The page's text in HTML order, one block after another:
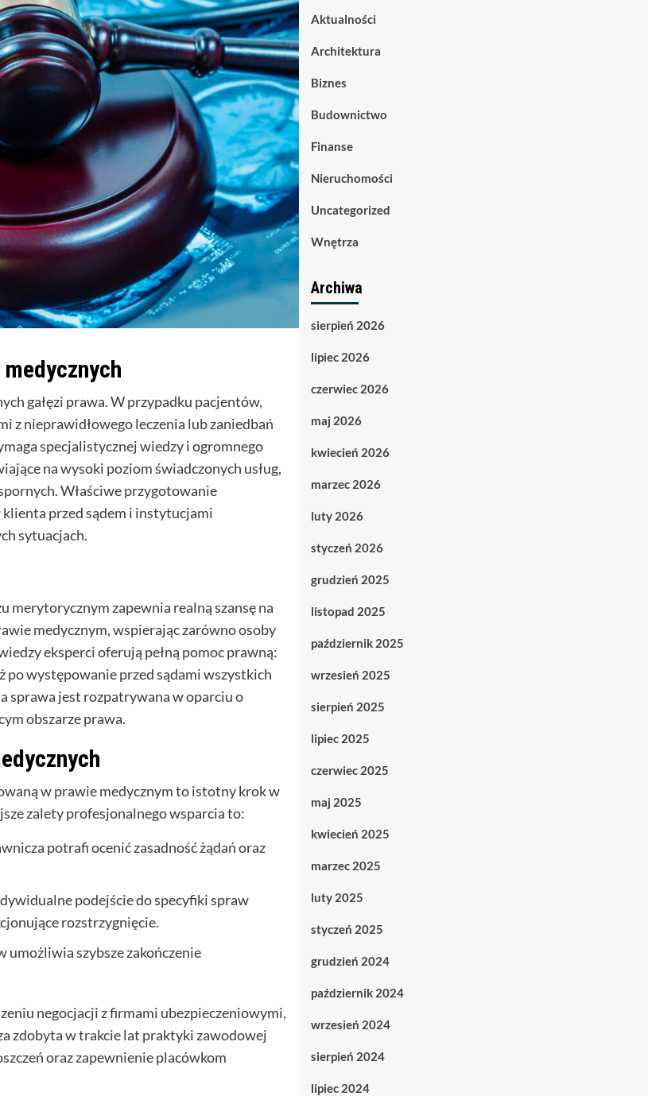
gałęzi prawa. W przypadku pacjentów,
z nieprawidłowego leczenia lub zaniedbań
specjalistycznej wiedzy i ogromnego
na wysoki poziom świadczonych usług,
Właściwe przygotowanie
przed sądem i instytucjami
sytuacjach.
zapewnia realną szansę na
medycznym, wspierając zarówno osoby
eksperci oferują pełną pomoc prawną:
po występowanie przed sądami wszystkich
sprawa jest rozpatrywana w oparciu o
obszarze prawa.
w prawie medycznym to istotny krok w
zalety profesjonalnego wsparcia to:
potrafi ocenić zasadność żądań oraz
podejście do specyfiki spraw
rozstrzygnięcie.
umożliwia szybsze zakończenie
negocjacji z firmami ubezpieczeniowymi,
zdobyta w trakcie lat praktyki zawodowej
oraz zapewnienie placówkom
Aktualności
Architektura
Biznes
Budownictwo
Finanse
Nieruchomości
Uncategorized
Wnętrza
Archiwa
sierpień 2026
lipiec 2026
czerwiec 2026
maj 2026
kwiecień 2026
marzec 2026
luty 2026
styczeń 2026
grudzień 2025
listopad 2025
październik 2025
wrzesień 2025
sierpień 2025
lipiec 2025
czerwiec 2025
maj 2025
kwiecień 2025
marzec 2025
luty 2025
styczeń 2025
grudzień 2024
październik 2024
wrzesień 2024
sierpień 2024
lipiec 2024